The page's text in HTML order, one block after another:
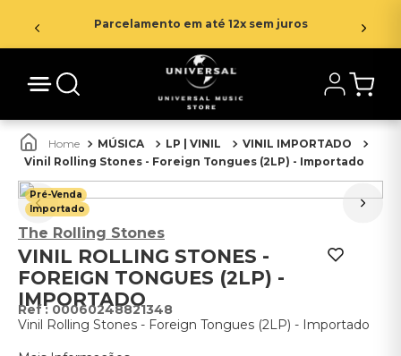
Parcelamento em até 12x sem juros
MÚSICA LP | VINIL
VINIL IMPORTADO
Vinil Rolling Stones - Foreign Tongues (2LP) - Importado
Pré-Venda
Importado
The Rolling Stones
VINIL ROLLING STONES -
FOREIGN TONGUES (2LP) -
IMPORTADO
: 00060248821348
Vinil Rolling Stones - Foreign Tongues (2LP) - Importado